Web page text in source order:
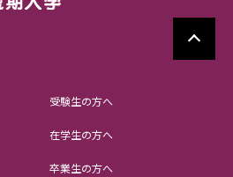
受験生の方へ
在学生の方へ
卒業生の方へ